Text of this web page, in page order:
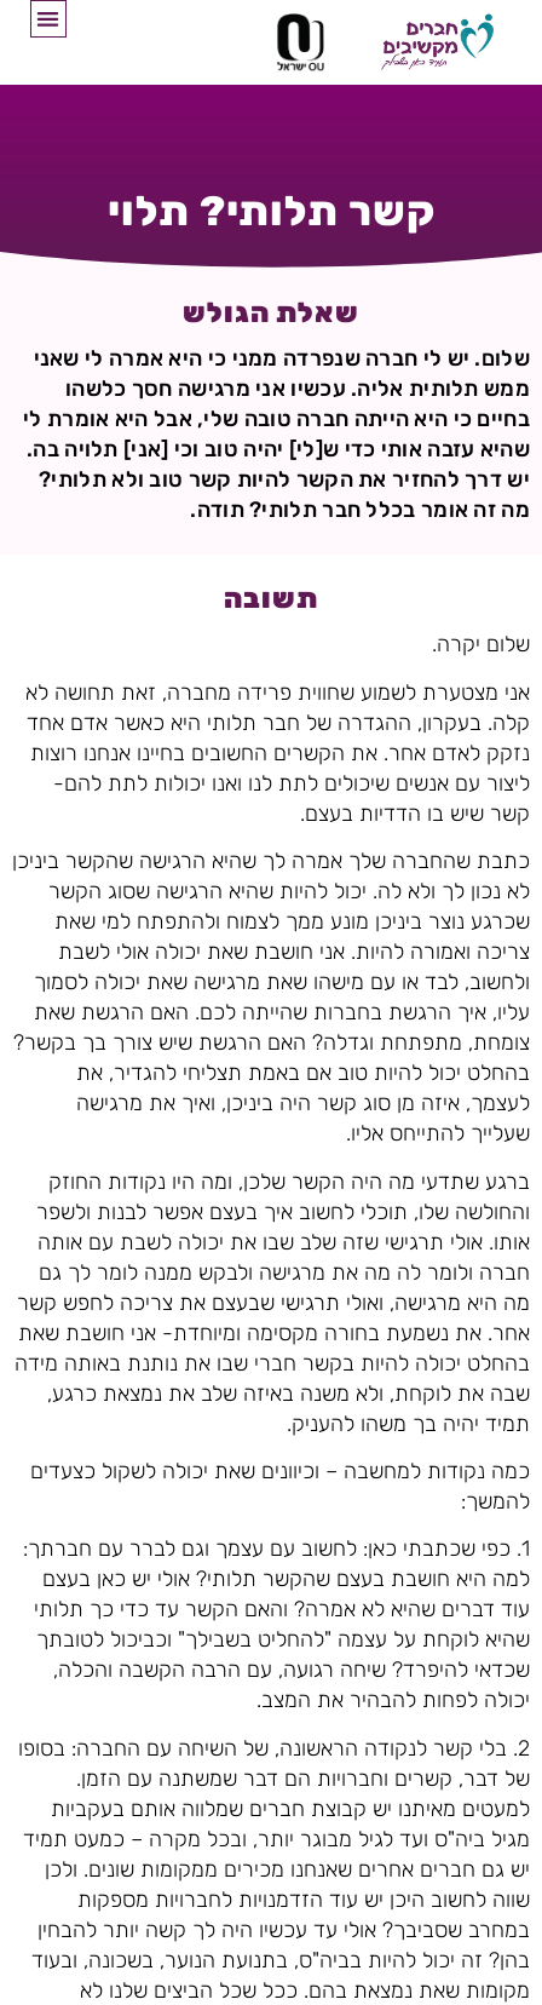
קשר תלותי? תלוי
שאלת הגולש
שלום. יש לי חברה שנפרדה ממני כי היא אמרה לי שאני
ממש תלותית אליה. עכשיו אני מרגישה חסך כלשהו
בחיים כי היא הייתה חברה טובה שלי, אבל היא אומרת לי
שהיא עזבה אותי כדי ש[לי] יהיה טוב וכי [אני] תלויה בה.
יש דרך להחזיר את הקשר להיות קשר טוב ולא תלותי?
מה זה אומר בכלל חבר תלותי? תודה.
תשובה
שלום יקרה.
אני מצטערת לשמוע שחווית פרידה מחברה, זאת תחושה לא
קלה. בעקרון, ההגדרה של חבר תלותי היא כאשר אדם אחד
נזקק לאדם אחר. את הקשרים החשובים בחיינו אנחנו רוצות
ליצור עם אנשים שיכולים לתת לנו ואנו יכולות לתת להם-
קשר שיש בו הדדיות בעצם.
כתבת שהחברה שלך אמרה לך שהיא הרגישה שהקשר ביניכן
לא נכון לך ולא לה. יכול להיות שהיא הרגישה שסוג הקשר
שכרגע נוצר ביניכן מונע ממך לצמוח ולהתפתח למי שאת
צריכה ואמורה להיות. אני חושבת שאת יכולה אולי לשבת
ולחשוב, לבד או עם מישהו שאת מרגישה שאת יכולה לסמוך
עליו, איך הרגשת בחברות שהייתה לכם. האם הרגשת שאת
צומחת, מתפתחת וגדלה? האם הרגשת שיש צורך בך בקשר?
בהחלט יכול להיות טוב אם באמת תצליחי להגדיר, את
לעצמך, איזה מן סוג קשר היה ביניכן, ואיך את מרגישה
שעלייך להתייחס אליו.
ברגע שתדעי מה היה הקשר שלכן, ומה היו נקודות החוזק
והחולשה שלו, תוכלי לחשוב איך בעצם אפשר לבנות ולשפר
אותו. אולי תרגישי שזה שלב שבו את יכולה לשבת עם אותה
חברה ולומר לה מה את מרגישה ולבקש ממנה לומר לך גם
מה היא מרגישה, ואולי תרגישי שבעצם את צריכה לחפש קשר
אחר. את נשמעת בחורה מקסימה ומיוחדת- אני חושבת שאת
בהחלט יכולה להיות בקשר חברי שבו את נותנת באותה מידה
שבה את לוקחת, ולא משנה באיזה שלב את נמצאת כרגע,
תמיד יהיה בך משהו להעניק.
כמה נקודות למחשבה – וכיוונים שאת יכולה לשקול כצעדים
להמשך:
1. כפי שכתבתי כאן: לחשוב עם עצמך וגם לברר עם חברתך:
למה היא חושבת בעצם שהקשר תלותי? אולי יש כאן בעצם
עוד דברים שהיא לא אמרה? והאם הקשר עד כדי כך תלותי
שהיא לוקחת על עצמה "להחליט בשבילך" וכביכול לטובתך
שכדאי להיפרד? שיחה רגועה, עם הרבה הקשבה והכלה,
יכולה לפחות להבהיר את המצב.
2. בלי קשר לנקודה הראשונה, של השיחה עם החברה: בסופו
של דבר, קשרים וחברויות הם דבר שמשתנה עם הזמן.
למעטים מאיתנו יש קבוצת חברים שמלווה אותם בעקביות
מגיל ביה"ס ועד לגיל מבוגר יותר, ובכל מקרה – כמעט תמיד
יש גם חברים אחרים שאנחנו מכירים ממקומות שונים. ולכן
שווה לחשוב היכן יש עוד הזדמנויות לחברויות מספקות
במחרב שסביבך? אולי עד עכשיו היה לך קשה יותר להבחין
בהן? זה יכול להיות בביה"ס, בתנועת הנוער, בשכונה, ובעוד
מקומות שאת נמצאת בהם. ככל שכל הביצים שלנו לא